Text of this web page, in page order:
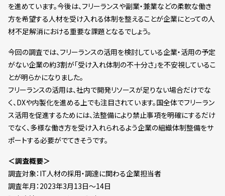
を進めています。今後は、フリーランスや副業・兼業などの柔軟な働き
方を希望する人材を受け入れる体制を整えることが企業にとっての人
材不足解消における重要な課題となるでしょう。
今回の調査では、フリーランスの活用を検討している企業・活用の予定
がない企業の約3割が「受け入れ体制の不十分さ」を不安視しているこ
とが明らかになりました。
フリーランスの活用は、社内で開発リソースが足りない場合だけでな
く、DXや内製化を進める上でも注目されています。国全体でフリーラン
ス活用を促進するためには、法整備により禁止事項を明確にするだけ
でなく、多様な働き方を受け入れられるよう企業の組織体制整備をサ
ポートする必要がでてきそうです。
＜調査概要＞
調査対象：IT人材の採用・調達に関わる企業担当者
調査年月：2023年3月13日～14日